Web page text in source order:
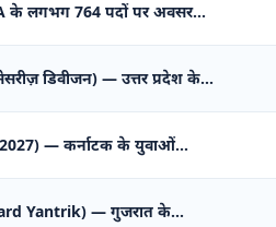
A के लगभग 764 पदों पर अवसर…
डिवीजन) — उत्तर प्रदेश के…
2027) — कर्नाटक के युवाओं…
Yantrik) — गुजरात के…